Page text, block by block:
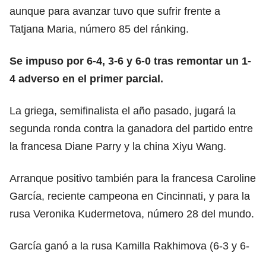
aunque para avanzar tuvo que sufrir frente a
Tatjana Maria, número 85 del ránking.
Se impuso por 6-4, 3-6 y 6-0 tras remontar un 1-
4 adverso en el primer parcial.
La griega, semifinalista el año pasado, jugará la
segunda ronda contra la ganadora del partido entre
la francesa Diane Parry y la china Xiyu Wang.
Arranque positivo también para la francesa Caroline
García, reciente campeona en Cincinnati, y para la
rusa Veronika Kudermetova, número 28 del mundo.
García ganó a la rusa Kamilla Rakhimova (6-3 y 6-